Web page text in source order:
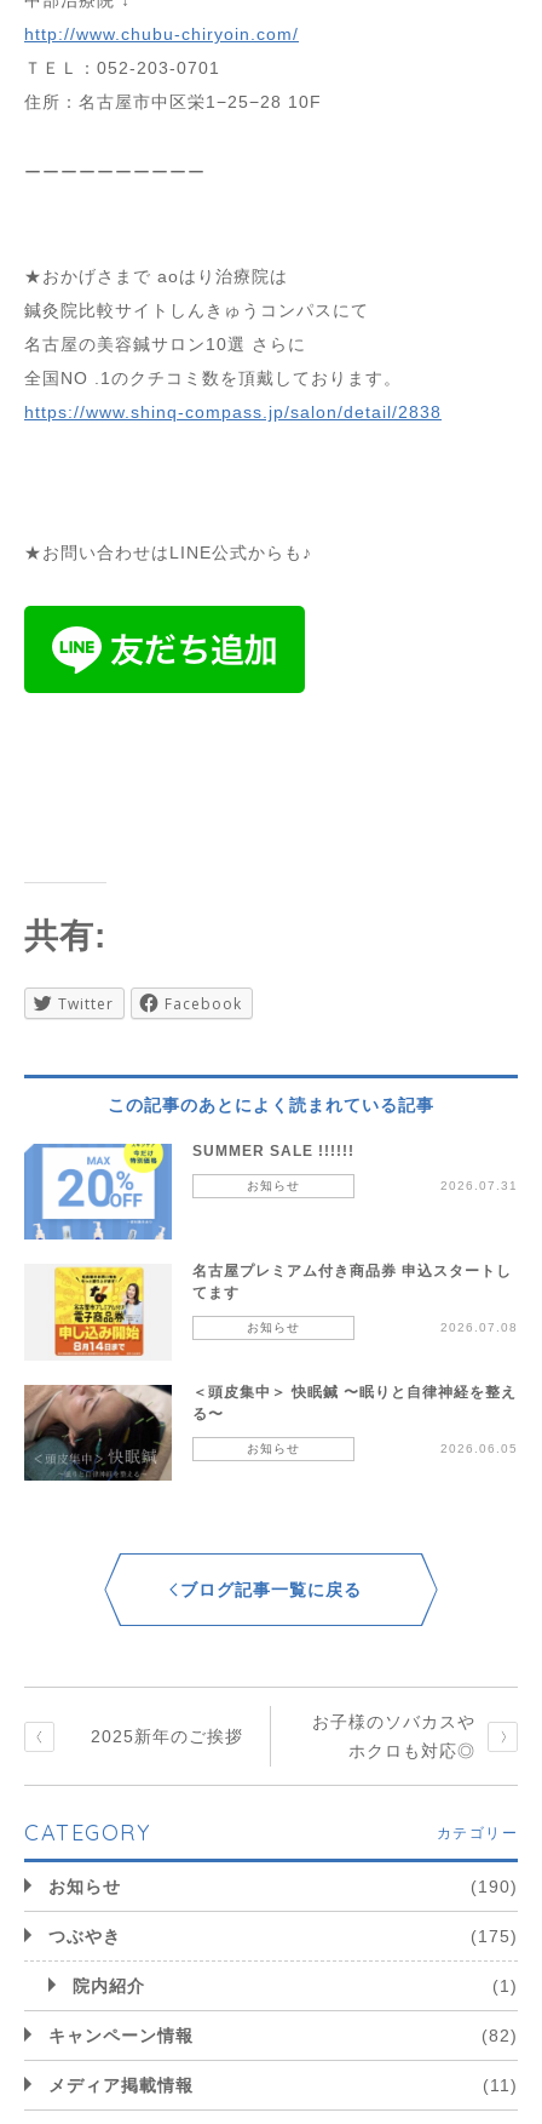
http://www.chubu-chiryoin.com/
ＴＥＬ：052-203-0701
住所：名古屋市中区栄1−25−28 10F
ーーーーーーーーーー
★おかげさまで aoはり治療院は
鍼灸院比較サイトしんきゅうコンパスにて
名古屋の美容鍼サロン10選 さらに
全国NO .1のクチコミ数を頂戴しております。
https://www.shinq-compass.jp/salon/detail/2838
★お問い合わせはLINE公式からも♪
共有:
Twitter Facebook
この記事のあとによく読まれている記事
SUMMER SALE !!!!!!
お知らせ 2026.07.31
名古屋プレミアム付き商品券 申込スタートし
てます
お知らせ 2026.07.08
＜頭皮集中＞ 快眠鍼 〜眠りと自律神経を整え
る〜
お知らせ 2026.06.05
ブログ記事一覧に戻る
2025新年のご挨拶
お子様のソバカスや
ホクロも対応◎
CATEGORY カテゴリー
お知らせ (190)
つぶやき (175)
院内紹介 (1)
キャンペーン情報 (82)
メディア掲載情報 (11)